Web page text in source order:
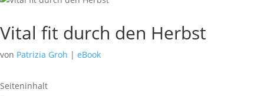
Vital fit durch den Herbst
von Patrizia Groh | eBook
Seiteninhalt